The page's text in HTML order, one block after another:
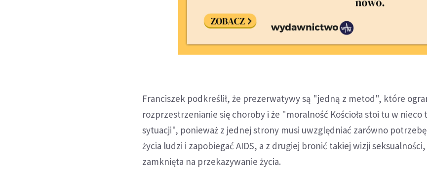
Franciszek podkreślił, że prezerwatywy są "jedną z metod", które
rozprzestrzenianie się choroby i że "moralność Kościoła stoi tu w nieco
sytuacji", ponieważ z jednej strony musi uwzględniać zarówno
życia ludzi i zapobiegać AIDS, a z drugiej bronić takiej wizji
zamknięta na przekazywanie życia.